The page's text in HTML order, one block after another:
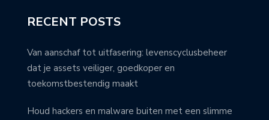
RECENT POSTS
Van aanschaf tot uitfasering: levenscyclusbeheer
dat je assets veiliger, goedkoper en
toekomstbestendig maakt
Houd hackers en malware buiten met een slimme